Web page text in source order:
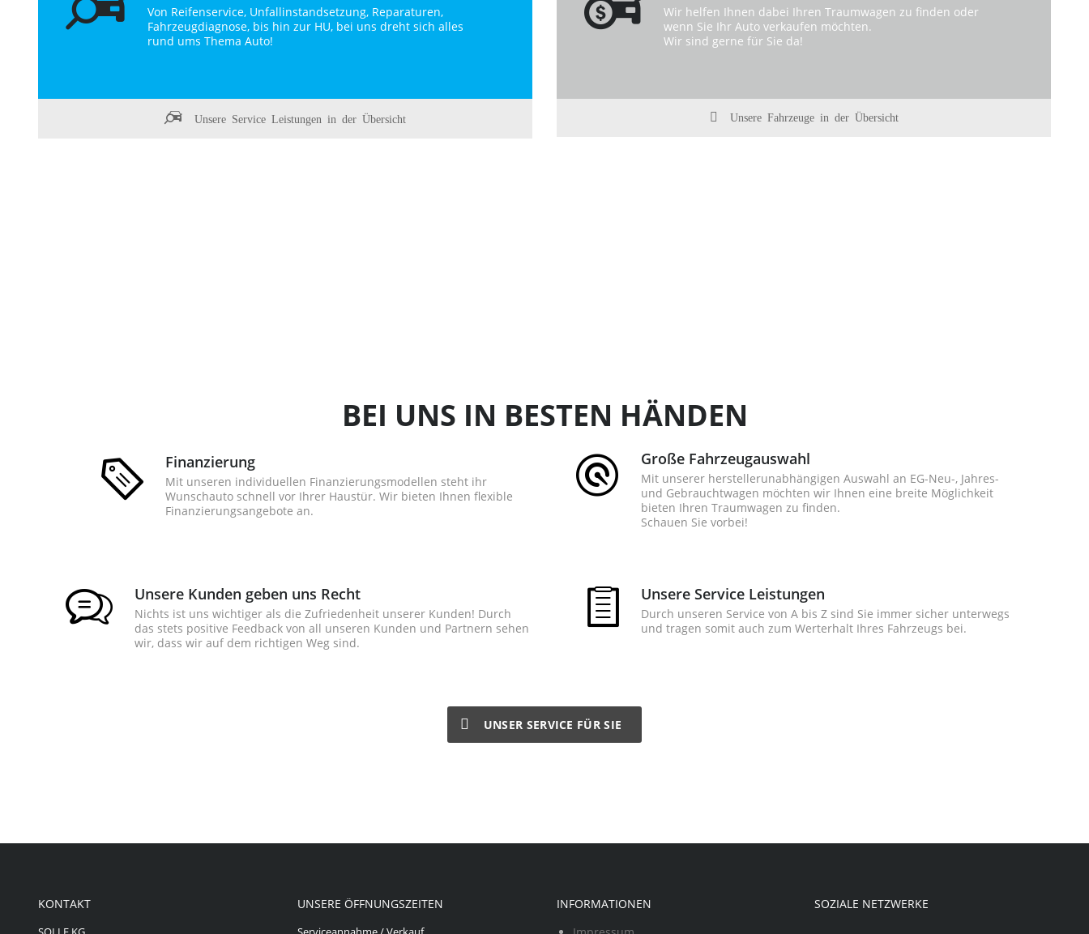
Von Reifenservice, Unfallinstandsetzung, Reparaturen,
Fahrzeugdiagnose, bis hin zur HU, bei uns dreht sich alles
rund ums Thema Auto!
Unsere Service Leistungen in der Übersicht
Wir helfen Ihnen dabei Ihren Traumwagen zu finden oder
wenn Sie Ihr Auto verkaufen möchten.
Wir sind gerne für Sie da!
Unsere Fahrzeuge in der Übersicht
BEI UNS IN BESTEN HÄNDEN
Finanzierung
Mit unseren individuellen Finanzierungsmodellen steht ihr
Wunschauto schnell vor Ihrer Haustür. Wir bieten Ihnen flexible
Finanzierungsangebote an.
Große Fahrzeugauswahl
Mit unserer herstellerunabhängigen Auswahl an EG-Neu-, Jahres-
und Gebrauchtwagen möchten wir Ihnen eine breite Möglichkeit
bieten Ihren Traumwagen zu finden.
Schauen Sie vorbei!
Unsere Kunden geben uns Recht
Nichts ist uns wichtiger als die Zufriedenheit unserer Kunden! Durch
das stets positive Feedback von all unseren Kunden und Partnern sehen
wir, dass wir auf dem richtigen Weg sind.
Unsere Service Leistungen
Durch unseren Service von A bis Z sind Sie immer sicher unterwegs
und tragen somit auch zum Werterhalt Ihres Fahrzeugs bei.
UNSER SERVICE FÜR SIE
KONTAKT UNSERE ÖFFNUNGSZEITEN
INFORMATIONEN
SOZIALE NETZWERKE